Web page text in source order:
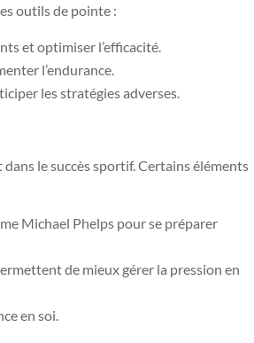
outils de pointe :
et optimiser l’efficacité.
l’endurance.
les stratégies adverses.
le succès sportif. Certains éléments
Michael Phelps pour se préparer
de mieux gérer la pression en
en soi.